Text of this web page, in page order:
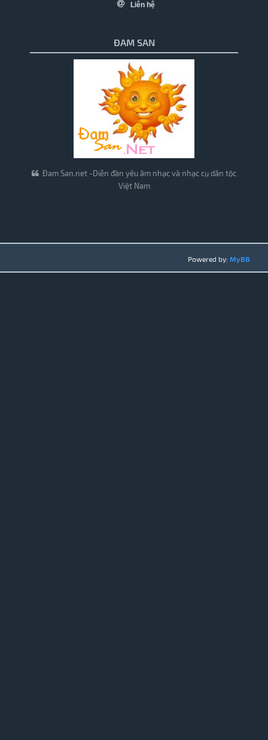
Liên hệ
ĐAM SAN
Đam San.net -Diễn đàn yêu âm nhạc và nhạc cụ dân tộc
Việt Nam
Powered by: MyBB